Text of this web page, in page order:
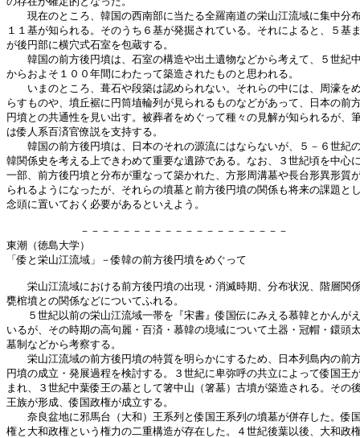
現在のところ、韓国の西南部に当たる全羅南道の栄山江流域に集中分
１１基が知られる。そのうち６基が発掘されている。それによると、５基
が後円部に横穴式石室を包蔵する。
韓国の前方後円墳は、石室の構造や出土遺物などから考えて、５世紀
からおよそ１００年間にわたって築造されたものと思われる。
いまのところ、葺石や段築は認められない。それらの中には、周濠を
らすものや、墳丘裾に円筒埴輪列が見られるものなどがあって、日本の前
円墳との共通性を見い出す。被葬者をめぐって種々の見解が知られるが、
は倭人系百済官僚説を支持する。
韓国の前方後円墳は、日本のそれの源流にはならないが、５－６世紀
韓関係史を考える上できわめて重要な遺跡である。なお、３世紀頃を中心
一部、前方後円墳と分布が重なって築かれた、方形周溝墓や長台形異形質
られるようになったが、それらの墳墓と前方後円墳の関係も将来の課題と
念頭に置いておく必要があるといえよう。
－－－－－－－－－－－－－－－－－－－－
東潮（徳島大学）
「倭と栄山江流域」－倭韓の前方後円墳をめぐって
栄山江流域における前方後円墳の出現・消滅時期、分布状況、階層関
甕棺墳との関係などについてふれる。
５世紀以前の栄山江流域一帯を『宋書』倭国伝にみえる慕韓とかんが
いるが、その時期の高句麗・百済・慕韓の境域について土器・冠帽・鐶頭
墓制などから考察する。
栄山江流域の前方後円墳の特質を明らかにするため、日本列島内の前
円墳の成立・発展過程を検討する。３世紀に卑弥呼の共立によって倭国王
まれ、３世紀中葉倭王の墓として箸中山（箸墓）古墳が築造される。その
王族が形成、倭国政権が成立する。
奈良盆地に邪馬台（大和）王系列と倭国王系列の墳墓が併存した。倭
権と大和政権という権力の二重構造が存在した。４世紀後葉以後、大和政